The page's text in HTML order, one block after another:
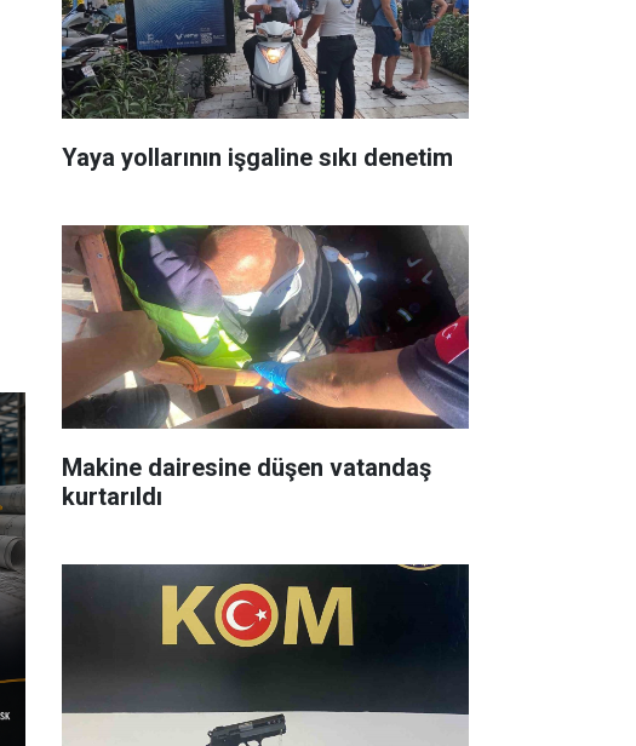
Yaya yollarının işgaline sıkı denetim
Makine dairesine düşen vatandaş
kurtarıldı